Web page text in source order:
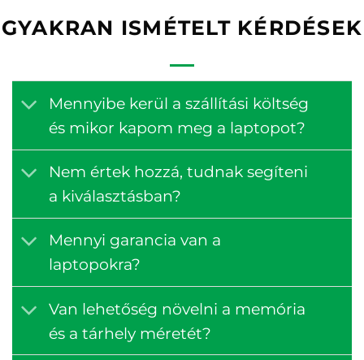
GYAKRAN ISMÉTELT KÉRDÉSEK
Mennyibe kerül a szállítási költség
és mikor kapom meg a laptopot?
Nem értek hozzá, tudnak segíteni
a kiválasztásban?
Mennyi garancia van a
laptopokra?
Van lehetőség növelni a memória
és a tárhely méretét?